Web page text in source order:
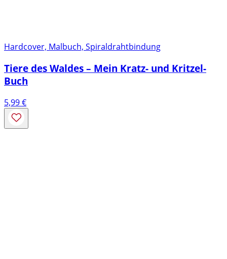
Hardcover, Malbuch, Spiraldrahtbindung
Tiere des Waldes – Mein Kratz- und Kritzel-
Buch
5,99€